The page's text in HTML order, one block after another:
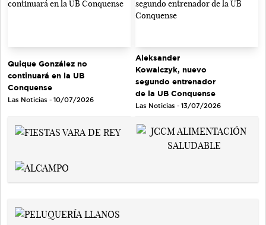
Quique González no
continuará en la UB
Conquense
Las Noticias - 10/07/2026
Aleksander
Kowalczyk, nuevo
segundo entrenador
de la UB Conquense
Las Noticias - 13/07/2026